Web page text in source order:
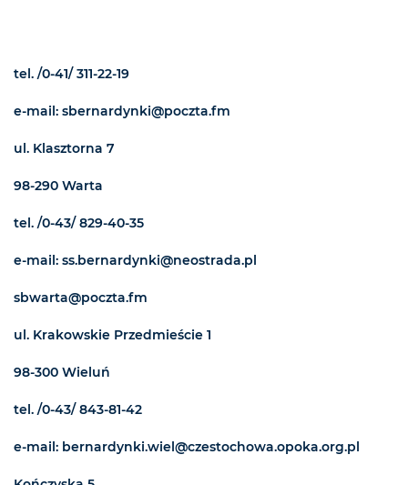
tel. /0-41/ 311-22-19
e-mail: sbernardynki@poczta.fm
ul. Klasztorna 7
98-290 Warta
tel. /0-43/ 829-40-35
e-mail: ss.bernardynki@neostrada.pl
sbwarta@poczta.fm
ul. Krakowskie Przedmieście 1
98-300 Wieluń
tel. /0-43/ 843-81-42
e-mail: bernardynki.wiel@czestochowa.opoka.org.pl